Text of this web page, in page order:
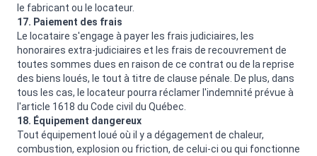
le fabricant ou le locateur.
17. Paiement des frais
Le locataire s'engage à payer les frais judiciaires, les
honoraires extra-judiciaires et les frais de recouvrement de
toutes sommes dues en raison de ce contrat ou de la reprise
des biens loués, le tout à titre de clause pénale. De plus, dans
tous les cas, le locateur pourra réclamer l'indemnité prévue à
l'article 1618 du Code civil du Québec.
18. Équipement dangereux
Tout équipement loué où il y a dégagement de chaleur,
combustion, explosion ou friction, de celui-ci ou qui fonctionne